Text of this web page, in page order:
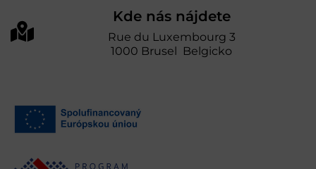
Kde nás nájdete
Rue du Luxembourg 3
1000 Brusel Belgicko